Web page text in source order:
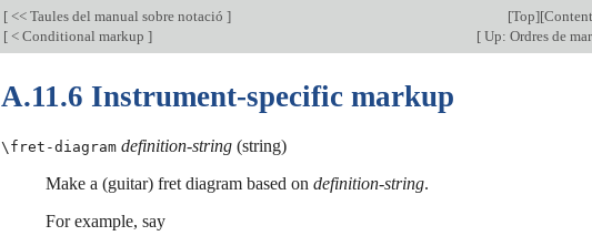
[ << Taules del manual sobre notació ] [Top][
[ < Conditional markup ] [ Up: Ordres de
A.11.6 Instrument-specific markup
\fret-diagram definition-string (string)
Make a (guitar) fret diagram based on definition-string.
For example, say